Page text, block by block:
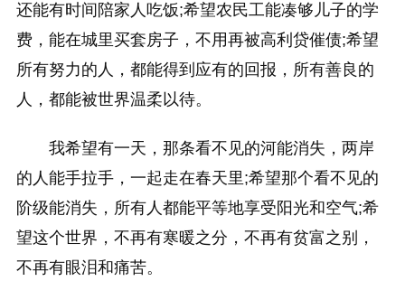
还能有时间陪家人吃饭;希望农民工能凑够儿子的学
费，能在城里买套房子，不用再被高利贷催债;希望
所有努力的人，都能得到应有的回报，所有善良的
人，都能被世界温柔以待。
我希望有一天，那条看不见的河能消失，两岸
的人能手拉手，一起走在春天里;希望那个看不见的
阶级能消失，所有人都能平等地享受阳光和空气;希
望这个世界，不再有寒暖之分，不再有贫富之别，
不再有眼泪和痛苦。